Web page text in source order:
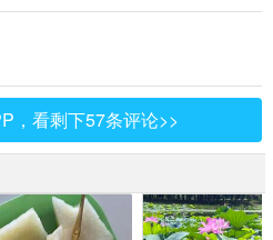
，看剩下57条评论>>